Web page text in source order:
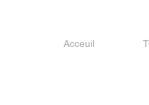
Acceuil